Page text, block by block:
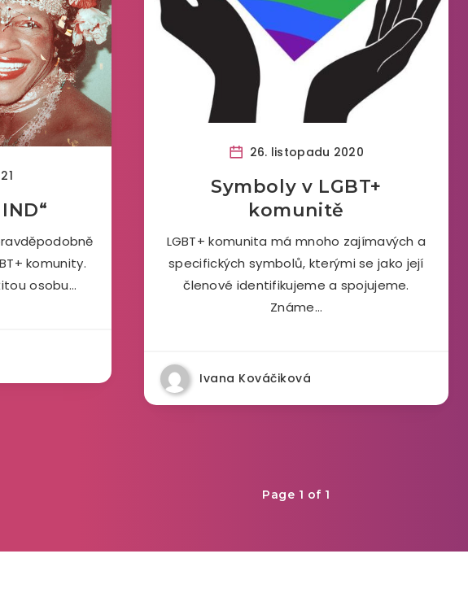
komunity.
osobu…
26. listopadu 2020
Symboly v LGBT+
komunitě
LGBT+ komunita má mnoho zajímavých a
specifických symbolů, kterými se jako její
členové identifikujeme a spojujeme.
Známe…
Ivana Kováčiková
Page 1 of 1